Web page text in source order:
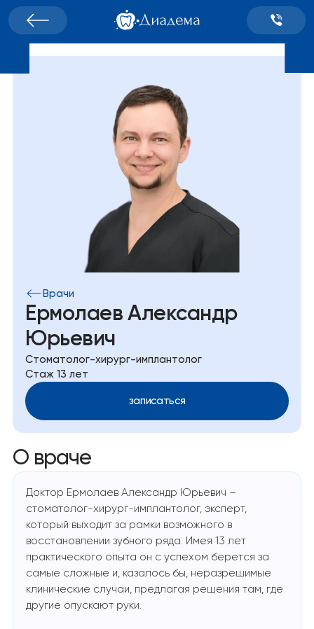
Врачи
Ермолаев Александр
Юрьевич
Стоматолог-хирург-имплантолог
Стаж 13 лет
записаться
О враче
Доктор Ермолаев Александр Юрьевич –
стоматолог-хирург-имплантолог, эксперт,
который выходит за рамки возможного в
восстановлении зубного ряда. Имея 13 лет
практического опыта он с успехом берется за
самые сложные и, казалось бы, неразрешимые
клинические случаи, предлагая решения там, где
другие опускают руки.